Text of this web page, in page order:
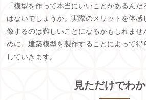
「模型を作って本当にいいことがあるん
はないでしょうか。実際のメリットを体感
像するのは難しいことになるかもしれませ
めに、建築模型を製作することによって
していきます。
見ただけでわ